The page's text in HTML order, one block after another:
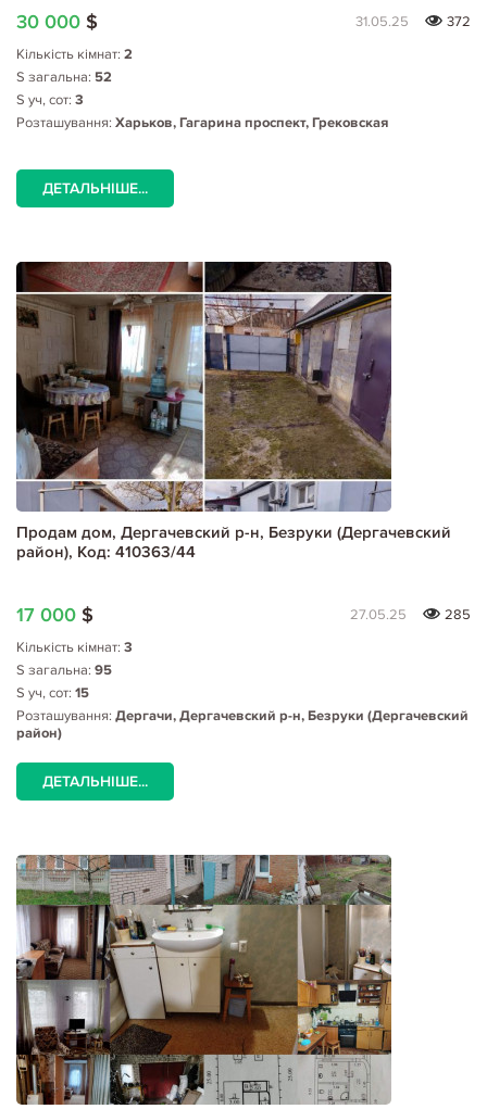
30 000 $ 31.05.25
372
Кількість кімнат: 2
S загальна: 52
S уч, сот: 3
Розташування: Харьков, Гагарина проспект, Грековская
ДЕТАЛЬНІШЕ...
Продам дом, Дергачевский р-н, Безруки (Дергачевский
район), Код: 410363/44
17 000 $ 27.05.25
285
Кількість кімнат: 3
S загальна: 95
S уч, сот: 15
Розташування: Дергачи, Дергачевский р-н, Безруки (Дергачевский
район)
ДЕТАЛЬНІШЕ...